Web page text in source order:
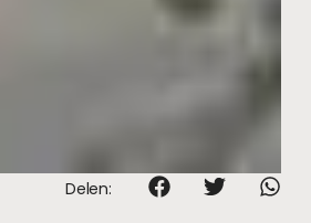
Delen: